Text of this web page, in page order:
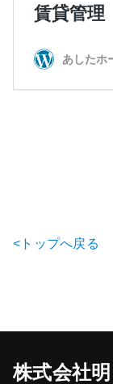
<トップへ戻る
株式会社